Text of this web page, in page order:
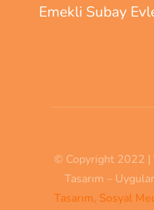
Emekli Subay
© Copyright 2022 |
Tasarım –
Tasarım, Sosyal